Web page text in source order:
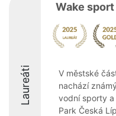
Laureáti
Wake
V městské
nachází
vodní sporty
Park Česká